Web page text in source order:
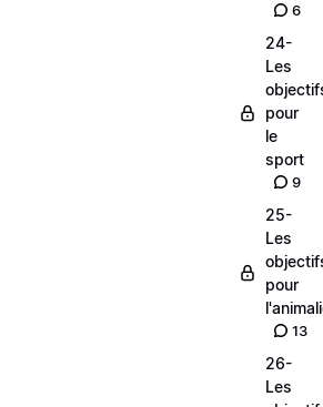
6
24-
Les
pour
le
sport
9
25-
Les
pour
13
26-
Les